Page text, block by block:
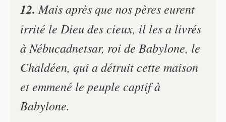
12. Mais après que nos pères eurent
irrité le Dieu des cieux, il les a livrés
à Nébucadnetsar, roi de Babylone, le
Chaldéen, qui a détruit cette maison
et emmené le peuple captif à
Babylone.